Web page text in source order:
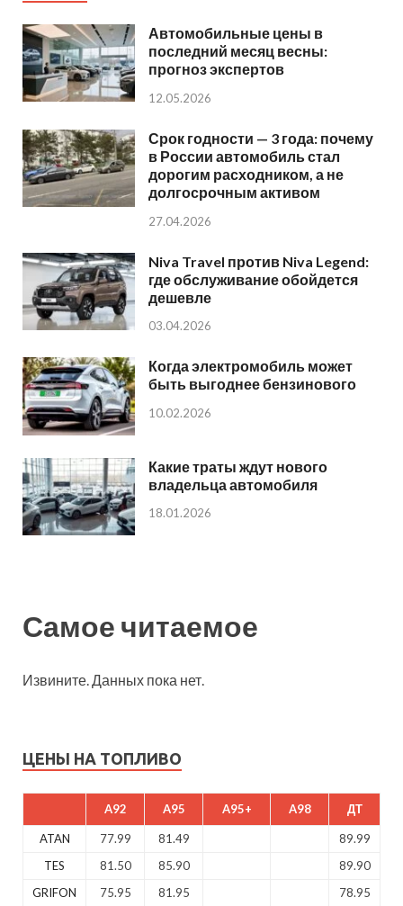
Автомобильные цены в
последний месяц весны:
прогноз экспертов
12.05.2026
Срок годности — 3 года: почему
в России автомобиль стал
дорогим расходником, а не
долгосрочным активом
27.04.2026
Niva Travel против Niva Legend:
где обслуживание обойдется
дешевле
03.04.2026
Когда электромобиль может
быть выгоднее бензинового
10.02.2026
Какие траты ждут нового
владельца автомобиля
18.01.2026
Самое читаемое
Извините. Данных пока нет.
ЦЕНЫ НА ТОПЛИВО
A92 A95 A95+ A98 ДТ
ATAN 77.99 81.49
89.99
TES
81.50 85.90
89.90
GRIFON
75.95 81.95 78.95